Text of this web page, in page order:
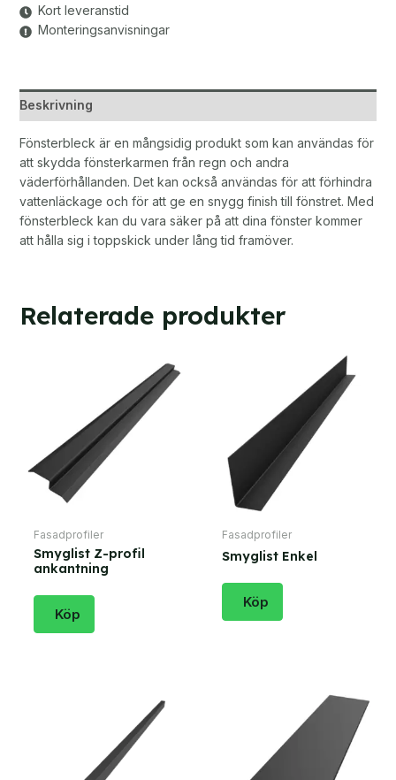
Kort leveranstid
Monteringsanvisningar
Beskrivning
Fönsterbleck är en mångsidig produkt som kan användas för
att skydda fönsterkarmen från regn och andra
väderförhållanden. Det kan också användas för att förhindra
vattenläckage och för att ge en snygg finish till fönstret. Med
fönsterbleck kan du vara säker på att dina fönster kommer
att hålla sig i toppskick under lång tid framöver.
Relaterade produkter
Fasadprofiler
Smyglist Z-profil
ankantning
Köp
Fasadprofiler
Smyglist Enkel
Köp